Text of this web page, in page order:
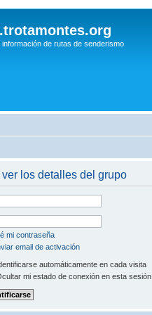
información de rutas de senderismo
los detalles del grupo
mi contraseña
email de activación
automáticamente en cada visita
mi estado de conexión en esta sesión